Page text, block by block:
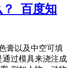
_百度知
膏以及中空可填
通过模具来浇注成